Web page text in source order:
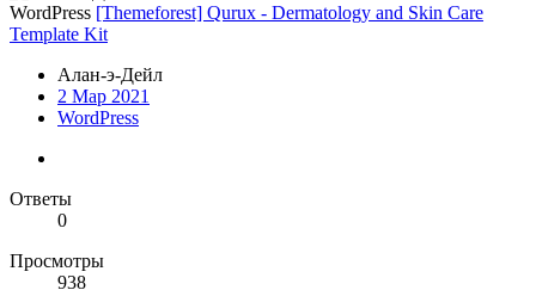
WordPress [Themeforest] Qurux - Dermatology and Skin Care
Template Kit
Алан-э-Дейл
2 Мар 2021
WordPress
Ответы
0
Просмотры
938